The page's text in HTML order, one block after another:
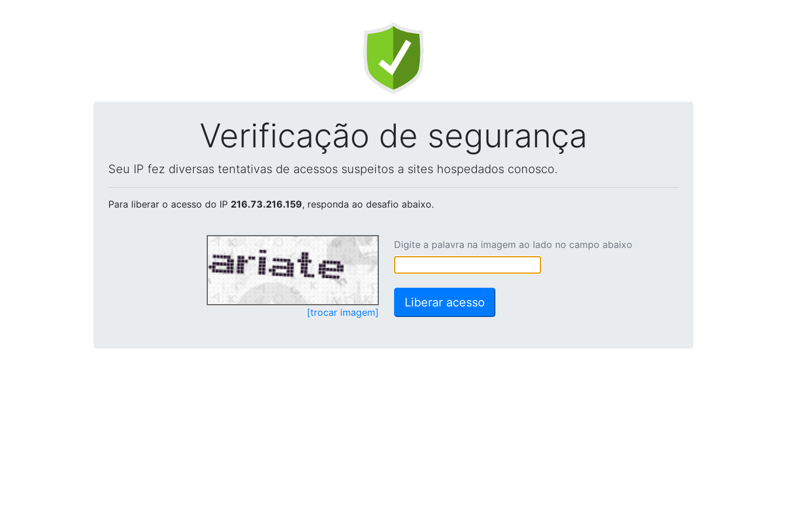
Verificação de segurança
Seu IP fez diversas tentativas de acessos suspeitos a sites hospedados conosco.
Para liberar o acesso do IP 216.73.216.159, responda ao desafio abaixo.
[trocar imagem]
Digite a palavra na imagem ao lado no campo abaixo